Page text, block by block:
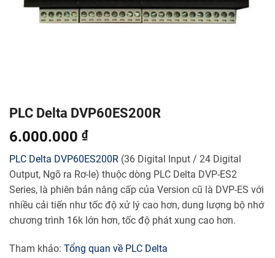
PLC Delta DVP60ES200R
6.000.000 ₫
PLC Delta DVP60ES200R (36 Digital Input / 24 Digital
Output, Ngõ ra Rơ-le) thuộc dòng PLC Delta DVP-ES2
Series, là phiên bản nâng cấp của Version cũ là DVP-ES với
nhiều cải tiến như tốc độ xử lý cao hơn, dung lượng bộ nhớ
chương trình 16k lớn hơn, tốc độ phát xung cao hơn.
Tham khảo: Tổng quan về PLC Delta